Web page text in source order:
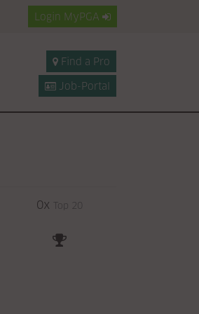
Login MyPGA
Find a Pro
Job-Portal
0x Top 20